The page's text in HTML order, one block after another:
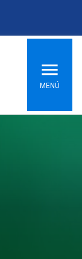
MENÚ